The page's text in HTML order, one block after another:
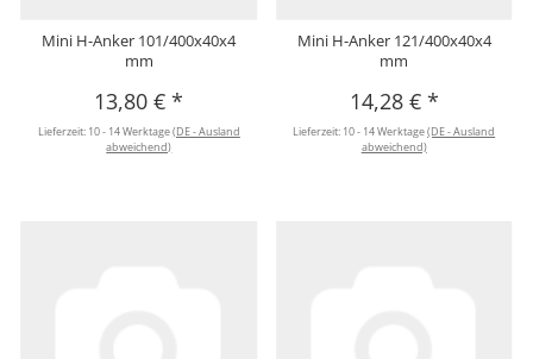
Mini H-Anker 101/400x40x4
mm
13,80 €*
Lieferzeit: 10 - 14 Werktage(DE - Ausland
abweichend)
Mini H-Anker 121/400x40x4
mm
14,28 € *
Lieferzeit: 10 - 14 Werktage(DE - Ausland
abweichend)